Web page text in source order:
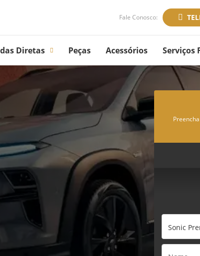
Fale Conosco:
Diretas Peças Acessórios Serviços
Sonic